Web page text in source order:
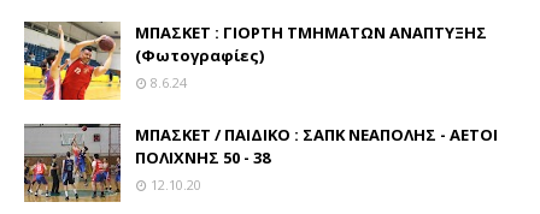
ΜΠΑΣΚΕΤ : ΓΙΟΡΤΗ ΤΜΗΜΑΤΩΝ ΑΝΑΠΤΥΞΗΣ
(Φωτογραφίες)
8.6.24
ΜΠΑΣΚΕΤ / ΠΑΙΔΙΚΟ : ΣΑΠΚ ΝΕΑΠΟΛΗΣ - ΑΕΤΟΙ
ΠΟΛΙΧΝΗΣ 50 - 38
12.10.20